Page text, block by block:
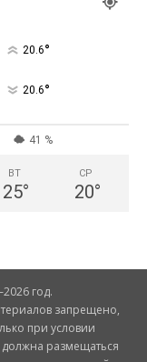
20.6°
20.6°
41 %
ВТ
25°
СР
20°
год.
запрещено,
при условии
должна размещаться